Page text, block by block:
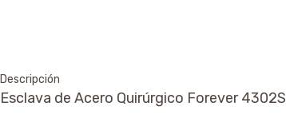
Descripción
Esclava de Acero Quirúrgico Forever 4302S